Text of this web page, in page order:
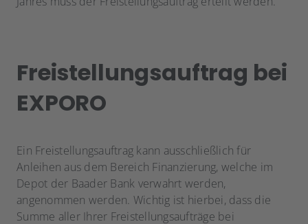
Freistellungsauftrag bei
EXPORO
Ein Freistellungsauftrag kann ausschließlich für
Anleihen aus dem Bereich Finanzierung, welche im
Depot der Baader Bank verwahrt werden,
angenommen werden. Wichtig ist hierbei, dass die
Summe aller Ihrer Freistellungsaufträge bei